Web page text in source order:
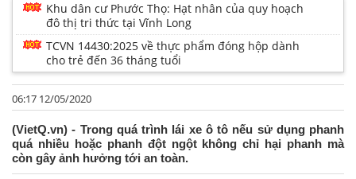
Khu dân cư Phước Thọ: Hạt nhân của quy hoạch
đô thị tri thức tại Vĩnh Long
TCVN 14430:2025 về thực phẩm đóng hộp dành
cho trẻ đến 36 tháng tuổi
06:17 12/05/2020
(VietQ.vn) - Trong quá trình lái xe ô tô nếu sử dụng phanh
quá nhiều hoặc phanh đột ngột không chỉ hại phanh mà
còn gây ảnh hưởng tới an toàn.